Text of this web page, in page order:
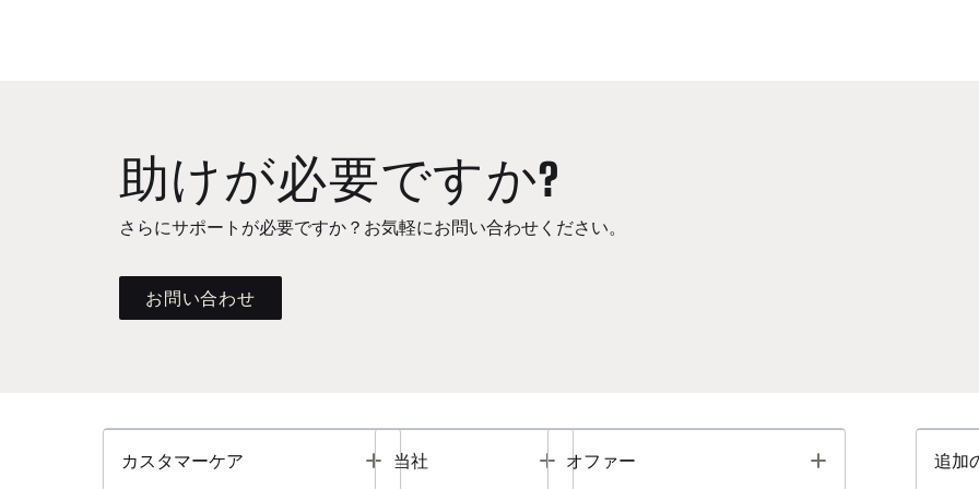
助けが必要ですか?
さらにサポートが必要ですか？お気軽にお問い合わせください。
お問い合わせ
カスタマーケア Toggle
当社 Toggle
オファー Toggle 追加